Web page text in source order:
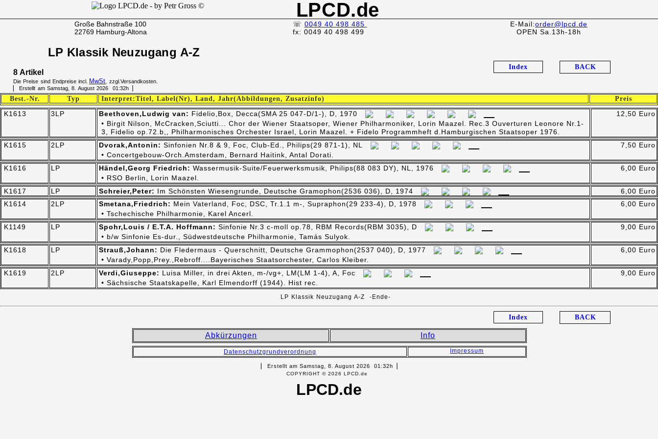
LPCD.de
Große Bahnstraße 100
22769 Hamburg-Altona
☏ 0049 40 498 485
fx: 0049 40 498 499
E-Mail:order@lpcd.de
OPEN Sa.13h-18h
Index BACK
LP Klassik Neuzugang A-Z
8 Artikel
Die Preise sind Endpreise incl. MwSt , zzgl.Versandkosten.
▏ Erstellt am Samstag, 8. August 2026 01:32h▕
Best.-Nr. Typ Interpret:Titel, Label(Nr), Land, Jahr(Abbildungen, Zusatzinfo) Preis
K1613 3LP Beethoven,Ludwig van: Fidelio,Box, Decca(SMA 25 047-D/1-), D, 1970
• Birgit Nilson, McCracken,Sciutti... Chor der Wiener Staatsoper, Wiener Philharmoniker, Lorin Maazel. Rec.3 Ouverturen Leonore Nr.1-
3, Fidelio op.72.b,, Philharmonisches Orchester Israel, Lorin Maazel. + Fidelo Programmheft d.Hamburgischen Staatsoper 1976.
12,50 Euro
K1615 2LP Dvorak,Antonin: Sinfonien Nr.8 & 9, Foc, Club-Ed., Philips(29 871-1), NL
• Concertgebouw-Orch.Amsterdam, Bernard Haitink, Antal Dorati.
7,50 Euro
K1616 LP Händel,Georg Friedrich: Wassermusik-Suite/Feuerwerksmusik, Philips(88 083 DY), NL, 1976
• RSO Berlin, Lorin Maazel.
6,00 Euro
K1617 LP Schreier,Peter: Im Schönsten Wiesengrunde, Deutsche Gramophon(2536 036), D, 1974
6,00 Euro
K1614
2LP Smetana,Friedrich: Mein Vaterland, Foc, DSC, Tr.1.1 m-, Supraphon(29 233-4), D, 1978
• Tschechische Philharmonie, Karel Ancerl.
6,00 Euro
K1149 LP Spohr,Louis / E.T.A. Hoffmann: Sinfonie Nr.3 c-moll op.78, RBM Records(RBM 3035), D
• b/w Sinfonie Es-dur., Südwestdeutsche Philharmonie, Tamás Sulyok.
9,00 Euro
K1618 LP Strauß,Johann: Die Fledermaus - Querschnitt, Deutsche Grammophon(2537 040), D, 1977
• Varady,Popp,Prey.,Rebroff....Bayerisches Staatsorchester, Carlos Kleiber.
6,00 Euro
K1619 2LP Verdi,Giuseppe: Luisa Miller, in drei Akten, m-/vg+, LM(LM 1-4), A, Foc
• Sächsische Staatskapelle, Karl Elmendorff (1944). Hist rec.
9,00 Euro
LP Klassik Neuzugang A-Z -Ende-
Index BACK
Abkürzungen Info
Datenschutzgrundverordnung Impressum
▏ Erstellt am Samstag, 8. August 2026 01:32h▕
COPYRIGHT © 2026 LPCD.de
LPCD.de